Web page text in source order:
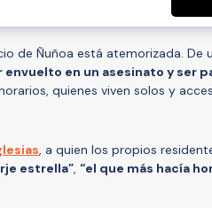
de Ñuñoa está atemorizada. De
en un asesinato y ser
quienes viven solos y
, a quien los propios
estrella”, “el que más hacía